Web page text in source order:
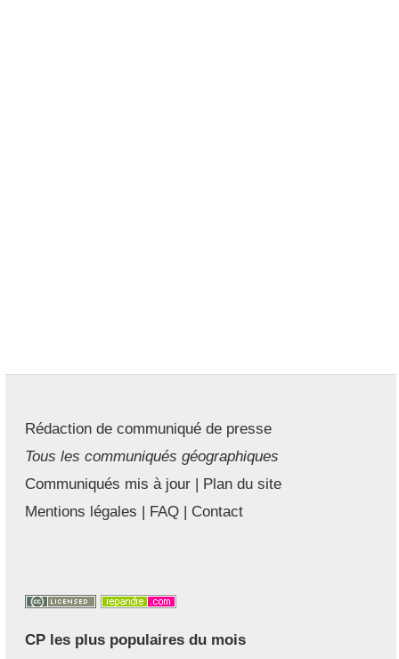
Rédaction de communiqué de presse
Tous les communiqués géographiques
Communiqués mis à jour | Plan du site
Mentions légales | FAQ | Contact
CP les plus populaires du mois